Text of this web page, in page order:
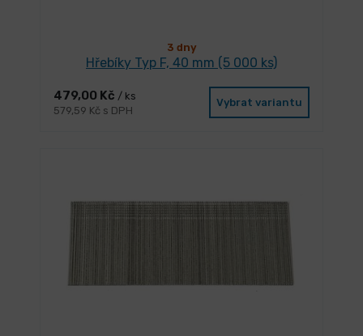
3 dny
Hřebíky Typ F, 40 mm (5 000 ks)
479,00 Kč / ks
579,59 Kč s DPH
Vybrat variantu